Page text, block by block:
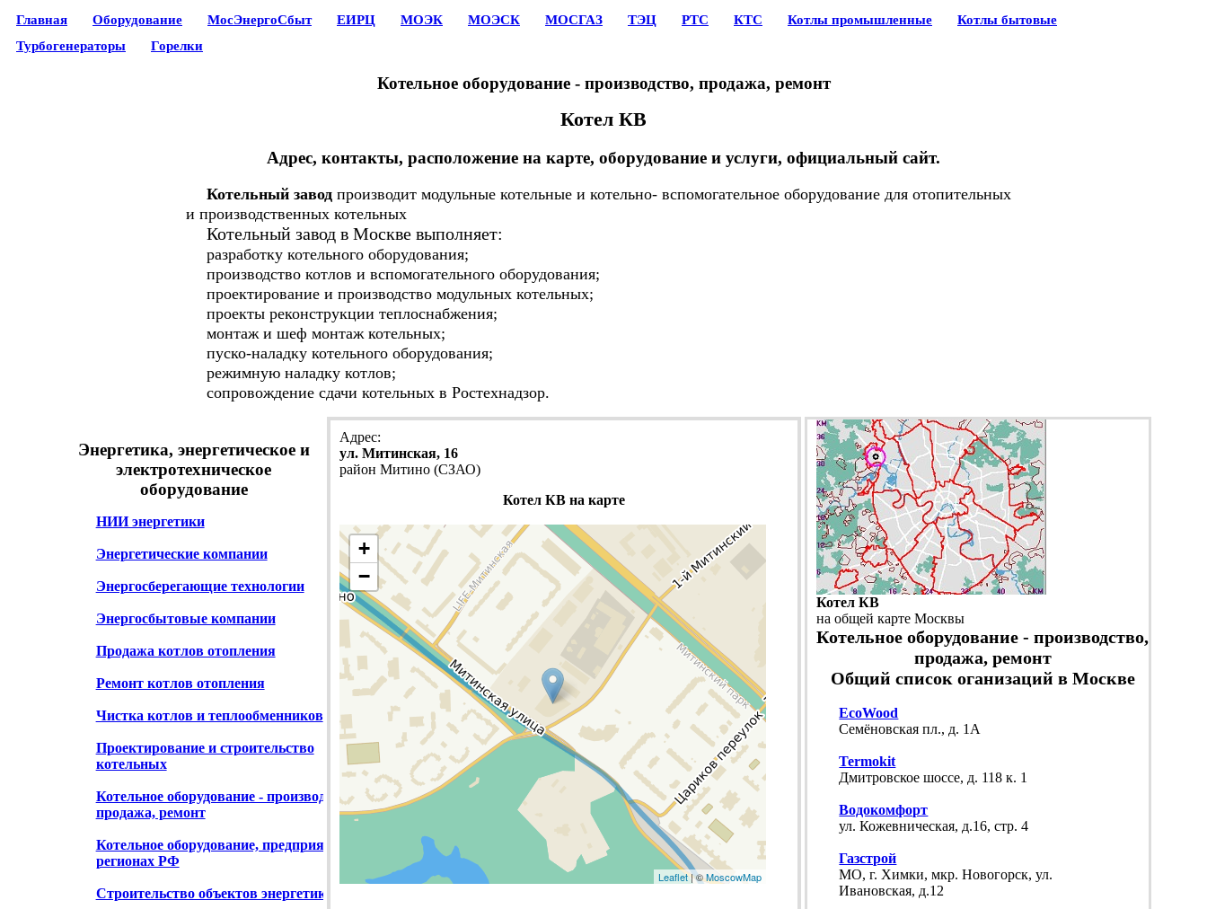
Главная Оборудование МосЭнергоСбыт ЕИРЦ МОЭК МОЭСК МОСГАЗ ТЭЦ РТС КТС Котлы промышленные
Котлы бытовые
Турбогенераторы
Горелки
Котельное оборудование - производство, продажа, ремонт
Котел КВ
Адрес, контакты, расположение на карте, оборудование и услуги, официальный сайт.
Котельный завод производит модульные котельные и котельно- вспомогательное оборудование для отопительных
и производственных котельных
Котельный завод в Москве выполняет:
разработку котельного оборудования;
производство котлов и вспомогательного оборудования;
проектирование и производство модульных котельных;
проекты реконструкции теплоснабжения;
монтаж и шеф монтаж котельных;
пуско-наладку котельного оборудования;
режимную наладку котлов;
сопровождение сдачи котельных в Ростехнадзор.
Энергетика, энергетическое и
электротехническое
оборудование
НИИ энергетики
Энергетические компании
Энергосберегающие технологии
Энергосбытовые компании
Продажа котлов отопления
Ремонт котлов отопления
Чистка котлов и теплообменников
Проектирование и строительство
котельных
Котельное оборудование - производство,
продажа, ремонт
Котельное оборудование, предприятия в
регионах РФ
Строительство объектов энергетики
Адрес:
ул. Митинская, 16
район Митино (СЗАО)
Котел КВ на карте
+
−
Leaflet| ©MoscowMap
Котел КВ
на общей карте Москвы
Котельное оборудование - производство,
продажа, ремонт
Общий список оганизаций в Москве
EcoWood
Семёновская пл., д. 1А
Termokit
Дмитровское шоссе, д. 118 к. 1
Водокомфорт
ул. Кожевническая, д.16, стр. 4
Газстрой
МО, г. Химки, мкр. Новогорск, ул.
Ивановская, д.12